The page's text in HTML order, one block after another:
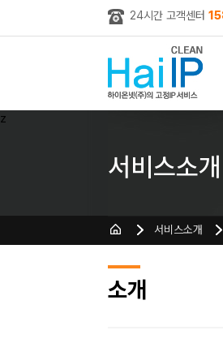
24시간 고객센터
z
서비스소개
서비스소개
소개